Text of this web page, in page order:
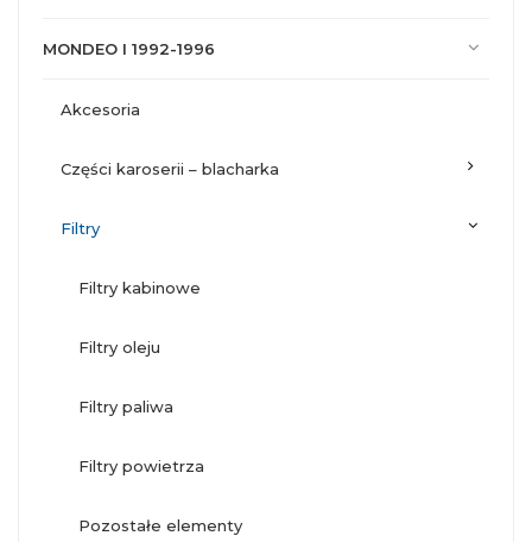
MONDEO I 1992-1996
akcesoria
części karoserii – blacharka
filtry
filtry kabinowe
filtry oleju
filtry paliwa
filtry powietrza
pozostałe elementy